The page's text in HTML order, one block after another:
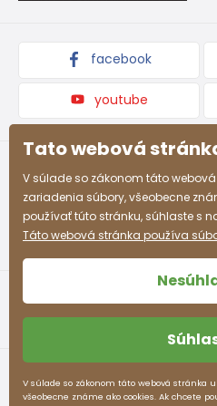
7-8
rokov
9-10
rokov
134 - 140 69 -
10-11
rokov
140 - 146 72 -
12-13
rokov
152 - 158 78 -
Približná tabuľka veľkostí
Veľkosť (cm) Výška (cm)
3-4 rokov 98 - 104
facebook
youtube
Tato webová
V súlade so zákonom táto
zariadenia súbory, všeobecne
používať túto stránku, súhlaste s
Táto webová stránka používa
V súlade so zákonom táto webová stránka
všeobecne známe ako cookies. Ak chcete